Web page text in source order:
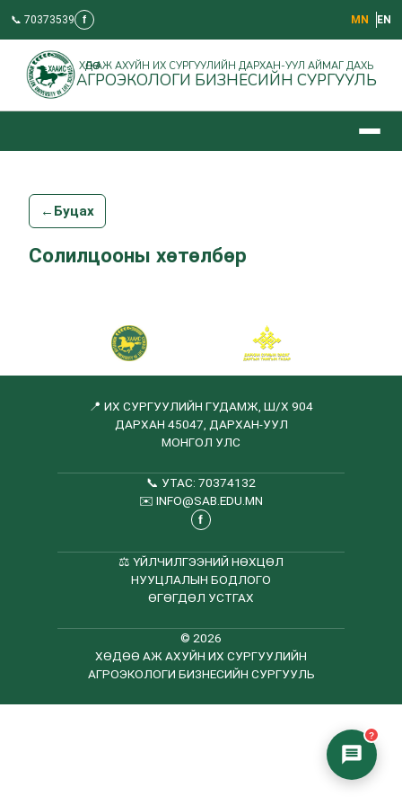
📞 70373539 f МN EN
ХӨДӨӨ АЖ АХУЙН ИХ СУРГУУЛИЙН ДАРХАН-УУЛ АЙМАГ ДАХЬ
АГРОЭКОЛОГИ БИЗНЕСИЙН СУРГУУЛЬ
← Буцах
Солилцооны хөтөлбөр
📍 ИХ СУРГУУЛИЙН ГУДАМЖ, Ш/Х 904
ДАРХАН 45047, ДАРХАН-УУЛ
МОНГОЛ УЛС
📞 УТАС: 70374132
✉️ INFO@SAB.EDU.MN
f
⚖️ ҮЙЛЧИЛГЭЭНИЙ НӨХЦӨЛ
НУУЦЛАЛЫН БОДЛОГО
ӨГӨГДӨЛ УСТГАХ
© 2026
ХӨДӨӨ АЖ АХУЙН ИХ СУРГУУЛИЙН
АГРОЭКОЛОГИ БИЗНЕСИЙН СУРГУУЛЬ
?